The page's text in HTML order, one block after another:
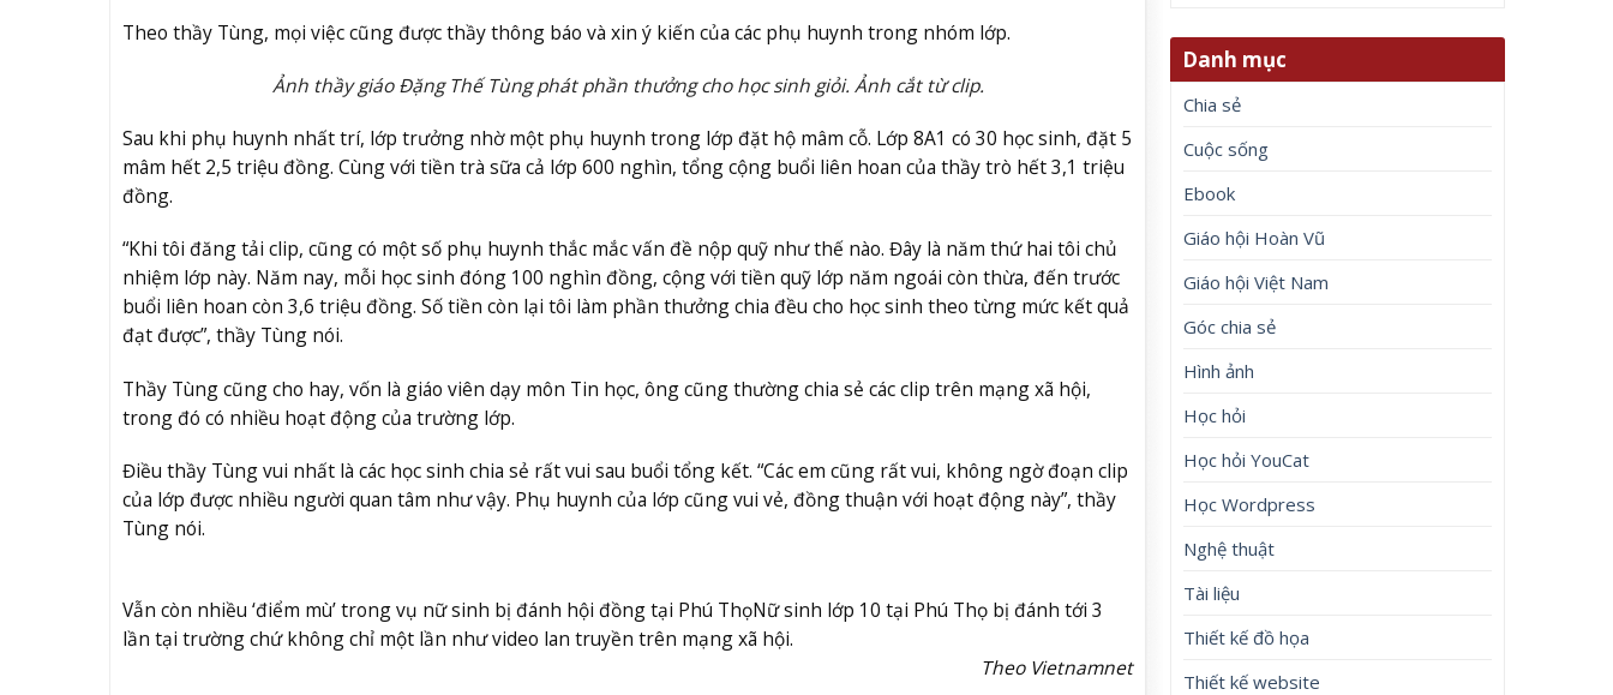
Theo thầy Tùng, mọi việc cũng được thầy thông báo và xin ý kiến của các phụ huynh trong nhóm lớp.
Ảnh thầy giáo Đặng Thế Tùng phát phần thưởng cho học sinh giỏi. Ảnh cắt từ clip.
Sau khi phụ huynh nhất trí, lớp trưởng nhờ một phụ huynh trong lớp đặt hộ mâm cỗ. Lớp 8A1 có 30 học sinh, đặt 5
mâm hết 2,5 triệu đồng. Cùng với tiền trà sữa cả lớp 600 nghìn, tổng cộng buổi liên hoan của thầy trò hết 3,1 triệu
đồng.
“Khi tôi đăng tải clip, cũng có một số phụ huynh thắc mắc vấn đề nộp quỹ như thế nào. Đây là năm thứ hai tôi chủ
nhiệm lớp này. Năm nay, mỗi học sinh đóng 100 nghìn đồng, cộng với tiền quỹ lớp năm ngoái còn thừa, đến trước
buổi liên hoan còn 3,6 triệu đồng. Số tiền còn lại tôi làm phần thưởng chia đều cho học sinh theo từng mức kết quả
đạt được”, thầy Tùng nói.
Thầy Tùng cũng cho hay, vốn là giáo viên dạy môn Tin học, ông cũng thường chia sẻ các clip trên mạng xã hội,
trong đó có nhiều hoạt động của trường lớp.
Điều thầy Tùng vui nhất là các học sinh chia sẻ rất vui sau buổi tổng kết. “Các em cũng rất vui, không ngờ đoạn clip
của lớp được nhiều người quan tâm như vậy. Phụ huynh của lớp cũng vui vẻ, đồng thuận với hoạt động này”, thầy
Tùng nói.
Vẫn còn nhiều ‘điểm mù’ trong vụ nữ sinh bị đánh hội đồng tại Phú ThọNữ sinh lớp 10 tại Phú Thọ bị đánh tới 3
lần tại trường chứ không chỉ một lần như video lan truyền trên mạng xã hội.
Theo Vietnamnet
Danh mục
Chia sẻ
Cuộc sống
Ebook
Giáo hội Hoàn Vũ
Giáo hội Việt Nam
Góc chia sẻ
Hình ảnh
Học hỏi
Học hỏi YouCat
Học Wordpress
Nghệ thuật
Tài liệu
Thiết kế đồ họa
Thiết kế website